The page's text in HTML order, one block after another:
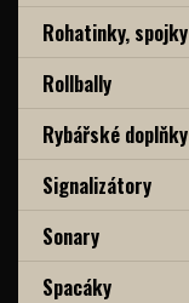
Rohatinky, spojky
Rollbally
Rybářské doplňky
Signalizátory
Sonary
Spacáky